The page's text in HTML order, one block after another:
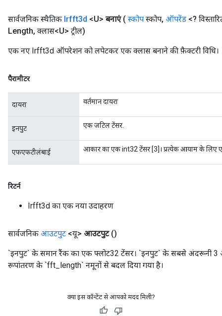
सार्वजनिक स्थैतिक Irfft3d <U> बनाएं ( स्कोप स्कोप, ऑपरेंड <?
Length, क्लास<U> ट्रील)
एक नए Irfft3d ऑपरेशन को लपेटकर एक क्लास बनाने की फ़ैक्टरी विधि।
पैरामीटर
दायरा वर्तमान दायरा
इनपुट एक जटिल टेंसर.
एफएफटीलंबाई आकार का एक int32 टेंसर [3]। प्रत्येक आयाम के लिए
रिटर्न
Irfft3d का एक नया उदाहरण
सार्वजनिक आउटपुट <यू> आउटपुट ()
`इनपुट` के समान रैंक का एक फ्लोट32 टेंसर। `इनपुट` के सबसे अंदरूनी 3
रूपांतरण के `fft_length` नमूनों से बदल दिया गया है।
क्या इस कॉन्टेंट से आपको मदद मिली?